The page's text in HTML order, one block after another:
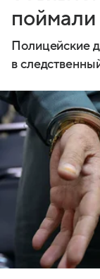
поймали
Полицейские
в